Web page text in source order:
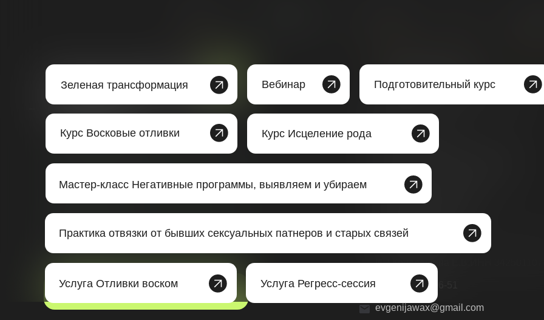
Зеленая трансформация Вебинар
Курс Восковые отливки
прямо
сейчас
Н
ачните обучение
на любой программе
Академии
отправить
ИП Кондрашина Е.В.ИНН
Контакты
+7 (964) 899-06-51
evgenijawax@gmail.com
Согласие на обработку
персональных данных
данных
информационных сообщений
Публичная оферта
Услуга Регресс-сессия
Подготовительный курс
Услуга Отливки воском
Практика отвязки от бывших сексуальных патнеров и старых связей
Мастер-класс Негативные программы, выявляем и убираем
Курс Исцеление рода